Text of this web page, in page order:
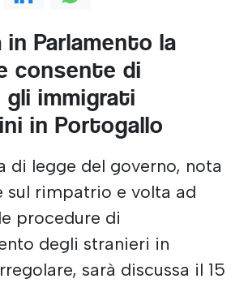
in Parlamento la
consente di
gli immigrati
in Portogallo
di legge del governo, nota
sul rimpatrio e volta ad
procedure di
degli stranieri in
sarà discussa il 15